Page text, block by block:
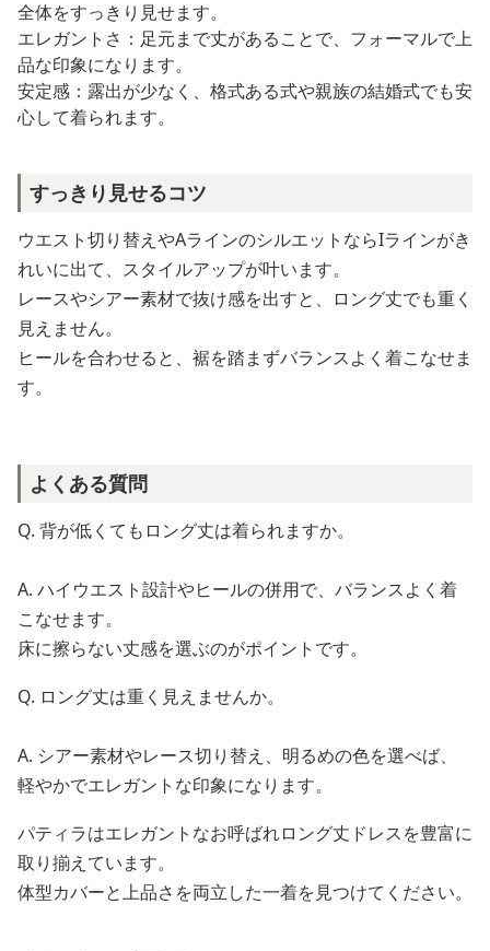
全体をすっきり見せます。
エレガントさ：足元まで丈があることで、フォーマルで上
品な印象になります。
安定感：露出が少なく、格式ある式や親族の結婚式でも安
心して着られます。
すっきり見せるコツ
ウエスト切り替えやAラインのシルエットならIラインがき
れいに出て、スタイルアップが叶います。
レースやシアー素材で抜け感を出すと、ロング丈でも重く
見えません。
ヒールを合わせると、裾を踏まずバランスよく着こなせま
す。
よくある質問
Q. 背が低くてもロング丈は着られますか。
A. ハイウエスト設計やヒールの併用で、バランスよく着
こなせます。
床に擦らない丈感を選ぶのがポイントです。
Q. ロング丈は重く見えませんか。
A. シアー素材やレース切り替え、明るめの色を選べば、
軽やかでエレガントな印象になります。
パティラはエレガントなお呼ばれロング丈ドレスを豊富に
取り揃えています。
体型カバーと上品さを両立した一着を見つけてください。